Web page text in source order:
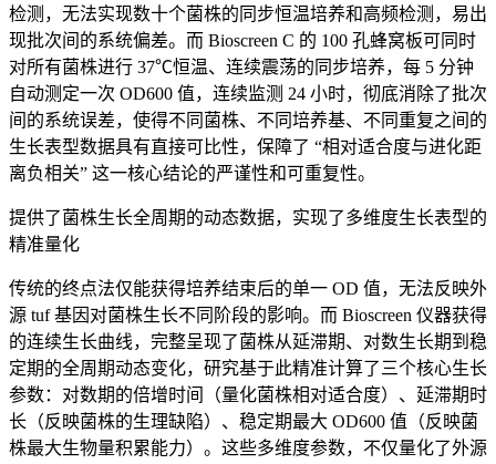
检测，无法实现数十个菌株的同步恒温培养和高频检测，易出
现批次间的系统偏差。而 Bioscreen C 的 100 孔蜂窝板可同时
对所有菌株进行 37℃恒温、连续震荡的同步培养，每 5 分钟
自动测定一次 OD600 值，连续监测 24 小时，彻底消除了批次
间的系统误差，使得不同菌株、不同培养基、不同重复之间的
生长表型数据具有直接可比性，保障了 “相对适合度与进化距
离负相关” 这一核心结论的严谨性和可重复性。
提供了菌株生长全周期的动态数据，实现了多维度生长表型的
精准量化
传统的终点法仅能获得培养结束后的单一 OD 值，无法反映外
源 tuf 基因对菌株生长不同阶段的影响。而 Bioscreen 仪器获得
的连续生长曲线，完整呈现了菌株从延滞期、对数生长期到稳
定期的全周期动态变化，研究基于此精准计算了三个核心生长
参数：对数期的倍增时间（量化菌株相对适合度）、延滞期时
长（反映菌株的生理缺陷）、稳定期最大 OD600 值（反映菌
株最大生物量积累能力）。这些多维度参数，不仅量化了外源